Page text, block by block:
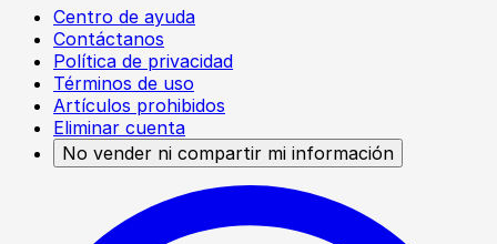
Centro de ayuda
Contáctanos
Política de privacidad
Términos de uso
Artículos prohibidos
Eliminar cuenta
No vender ni compartir mi información